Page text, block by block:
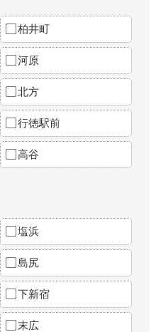
柏井町
河原
北方
行徳駅前
高谷
塩浜
島尻
下新宿
末広